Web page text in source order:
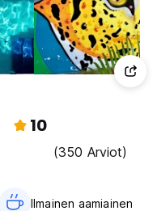
10
(350 Arviot)
Ilmainen aamiainen‎